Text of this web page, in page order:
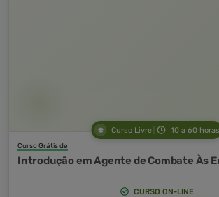
Curso Livre 10 a 60 horas
Curso Grátis de
Introdução em Agente de Combate Às
CURSO ON-LINE